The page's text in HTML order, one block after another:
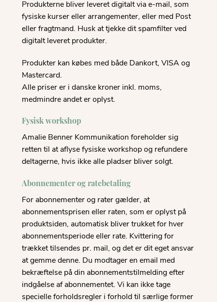
Produkterne bliver leveret digitalt via e-mail, som
fysiske kurser eller arrangementer, eller med Post
eller fragtmand. Husk at tjekke dit spamfilter ved
digitalt leveret produkter.
Produkter kan købes med både Dankort, VISA og
Mastercard.
Alle priser er i danske kroner inkl. moms,
medmindre andet er oplyst.
Fysisk workshop
Amalie Benner Kommunikation foreholder sig
retten til at aflyse fysiske workshop og refundere
deltagerne, hvis ikke alle pladser bliver solgt.
Abonnementer og ratebetaling
For abonnementer og rater gælder, at
abonnementsprisen eller raten, som er oplyst på
produktsiden, automatisk bliver trukket for hver
abonnementsperiode eller rate. Kvittering for
trækket tilsendes pr. mail, og det er dit eget ansvar
at gemme denne. Du modtager en email med
bekræftelse på din abonnementstilmelding efter
indgåelse af abonnementet. Vi kan ikke tage
specielle forholdsregler i forhold til særlige former